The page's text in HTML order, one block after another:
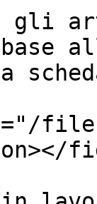
gli
files/